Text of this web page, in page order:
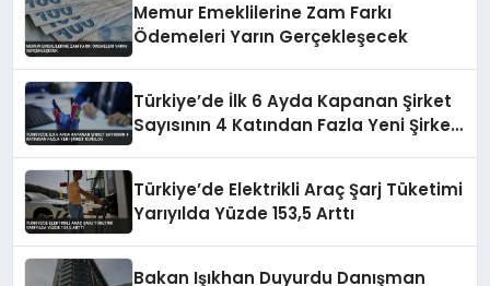
Memur Emeklilerine Zam Farkı
Ödemeleri Yarın Gerçekleşecek
Türkiye’de İlk 6 Ayda Kapanan Şirket
Sayısının 4 Katından Fazla Yeni Şirket
Türkiye’de Elektrikli Araç Şarj Tüketimi
Yarıyılda Yüzde 153,5 Arttı
Bakan Işıkhan Duyurdu Danışman